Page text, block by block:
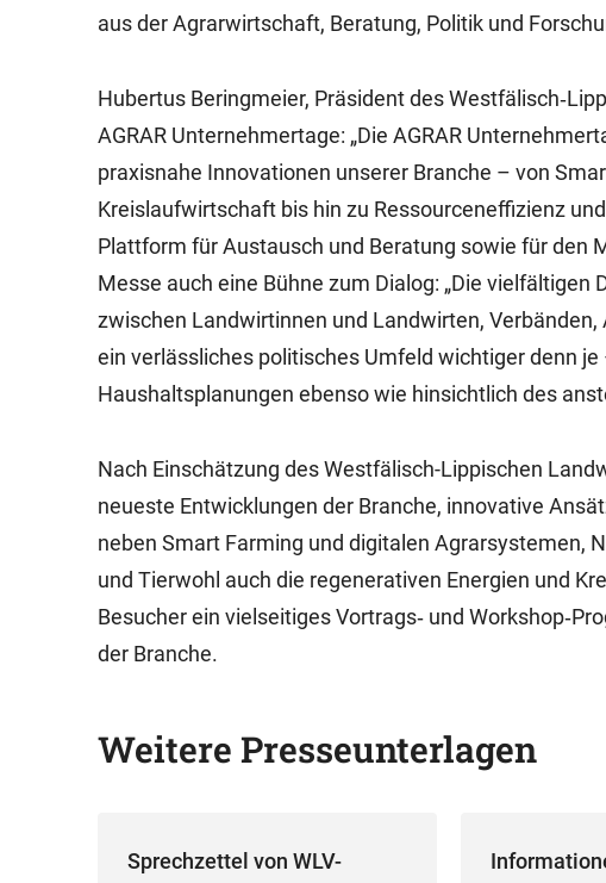
aus der Agrarwirtschaft, Beratung, Politik und
Hubertus Beringmeier, Präsident des
AGRAR Unternehmertage: „Die AGRAR
praxisnahe Innovationen unserer Branche – von
Kreislaufwirtschaft bis hin zu Ressourceneffizienz
Plattform für Austausch und Beratung sowie für den
Messe auch eine Bühne zum Dialog: „Die
zwischen Landwirtinnen und Landwirten,
ein verlässliches politisches Umfeld wichtiger denn
Haushaltsplanungen ebenso wie hinsichtlich des
Nach Einschätzung des Westfälisch-Lippischen
neueste Entwicklungen der Branche, innovative
neben Smart Farming und digitalen Agrarsystemen,
und Tierwohl auch die regenerativen Energien und
Besucher ein vielseitiges Vortrags‑ und
der Branche.
Weitere Presseunterlagen
Sprechzettel von WLV-